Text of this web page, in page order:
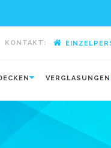
KONTAKT:
VERGLASUNGEN